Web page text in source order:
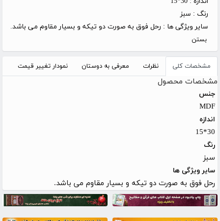
رنگ : سبز
سایر ویژگی ها : رحل فوق به صورت دو تیکه و بسیار مقاوم می باشد.
بستن
مشخصات کلی نظرات معرفی به دوستان نمودار تغییر قیمت
مشخصات محصول
جنس
MDF
اندازه
30*15
رنگ
سبز
سایر ویژگی ها
رحل فوق به صورت دو تیکه و بسیار مقاوم می باشد.